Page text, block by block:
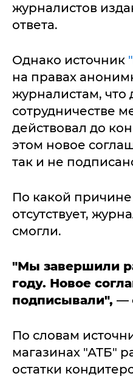
журналистов
ответа.
Однако источник
на правах
журналистам, что
сотрудничестве
действовал до
этом новое
так и не
По какой
отсутствует,
смогли.
"Мы завершили
году. Новое
подписывали", —
По словам
магазинах "АТБ"
остатки